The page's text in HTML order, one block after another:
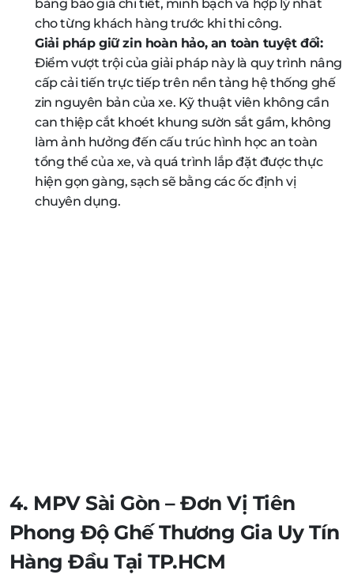
bảng báo giá chi tiết, minh bạch và hợp lý nhất
cho từng khách hàng trước khi thi công.
Giải pháp giữ zin hoàn hảo, an toàn tuyệt đối:
Điểm vượt trội của giải pháp này là quy trình nâng
cấp cải tiến trực tiếp trên nền tảng hệ thống ghế
zin nguyên bản của xe. Kỹ thuật viên không cần
can thiệp cắt khoét khung sườn sắt gầm, không
làm ảnh hưởng đến cấu trúc hình học an toàn
tổng thể của xe, và quá trình lắp đặt được thực
hiện gọn gàng, sạch sẽ bằng các ốc định vị
chuyên dụng.
4. MPV Sài Gòn – Đơn Vị Tiên
Phong Độ Ghế Thương Gia Uy Tín
Hàng Đầu Tại TP.HCM